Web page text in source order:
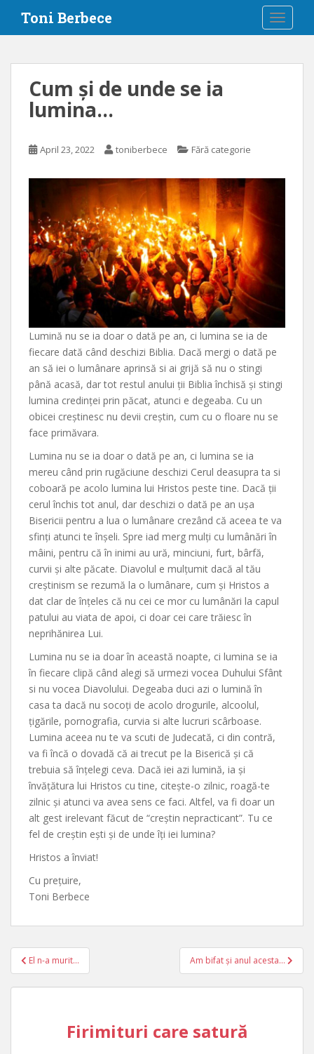
i
Toni Berbece
Cum și de unde se ia
lumina…
April 23, 2022 toniberbece Fără categorie
Lumină nu se ia doar o dată pe an, ci lumina se ia de
fiecare dată când deschizi Biblia. Dacă mergi o dată pe
an să iei o lumânare aprinsă si ai grijă să nu o stingi
până acasă, dar tot restul anului ții Biblia închisă și stingi
lumina credinței prin păcat, atunci e degeaba. Cu un
obicei creștinesc nu devii creștin, cum cu o floare nu se
face primăvara.
Lumina nu se ia doar o dată pe an, ci lumina se ia
mereu când prin rugăciune deschizi Cerul deasupra ta si
coboară pe acolo lumina lui Hristos peste tine. Dacă ții
cerul închis tot anul, dar deschizi o dată pe an ușa
Bisericii pentru a lua o lumânare crezând că aceea te va
sfinți atunci te înșeli. Spre iad merg mulți cu lumânări în
mâini, pentru că în inimi au ură, minciuni, furt, bârfă,
curvii și alte păcate. Diavolul e mulțumit dacă al tău
creștinism se rezumă la o lumânare, cum și Hristos a
dat clar de înțeles că nu cei ce mor cu lumânări la capul
patului au viata de apoi, ci doar cei care trăiesc în
neprihănirea Lui.
Lumina nu se ia doar în această noapte, ci lumina se ia
în fiecare clipă când alegi să urmezi vocea Duhului Sfânt
si nu vocea Diavolului. Degeaba duci azi o lumină în
casa ta dacă nu socoți de acolo drogurile, alcoolul,
țigările, pornografia, curvia si alte lucruri scârboase.
Lumina aceea nu te va scuti de Judecată, ci din contră,
va fi încă o dovadă că ai trecut pe la Biserică și că
trebuia să înțelegi ceva. Dacă iei azi lumină, ia și
învățătura lui Hristos cu tine, citește-o zilnic, roagă-te
zilnic și atunci va avea sens ce faci. Altfel, va fi doar un
alt gest irelevant făcut de “creștin nepracticant”. Tu ce
fel de creștin ești și de unde îți iei lumina?
Hristos a înviat!
Cu prețuire,
Toni Berbece
Post
navigation
El n-a murit… Am bifat și anul acesta…
Firimituri care satură